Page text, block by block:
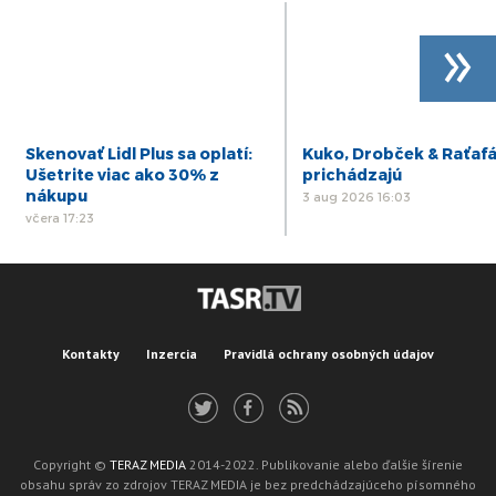
Skenovať Lidl Plus sa oplatí:
Ušetrite viac ako 30% z
nákupu
včera 17:23
Kuko, Drobček &
prichádzajú
3 aug 2026 16:03
»
Kontakty Inzercia Pravidlá ochrany osobných údajov
Copyright © TERAZ MEDIA 2014-2022. Publikovanie alebo ďalšie šírenie
obsahu správ zo zdrojov TERAZ MEDIA je bez predchádzajúceho písomného